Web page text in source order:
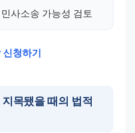
사소송 가능성 검토
신청하기
목됐을 때의 법적